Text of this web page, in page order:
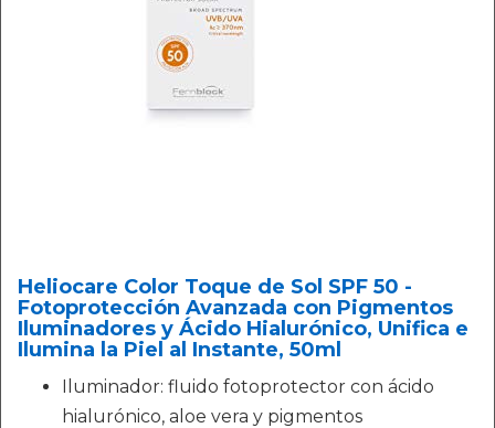
Heliocare Color Toque de Sol SPF 50 -
Fotoprotección Avanzada con Pigmentos
Iluminadores y Ácido Hialurónico, Unifica e
Ilumina la Piel al Instante, 50ml
Iluminador: fluido fotoprotector con ácido
hialurónico, aloe vera y pigmentos